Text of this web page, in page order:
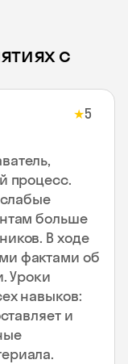
с
★5
процесс.
больше
В ходе
фактами об
Уроки
навыков:
и